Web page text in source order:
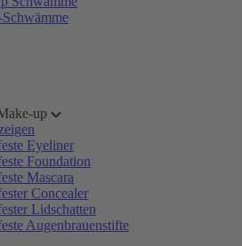
up
Eyeliner
Foundation
Mascara
Concealer
Lidschatten
Augenbrauenstifte